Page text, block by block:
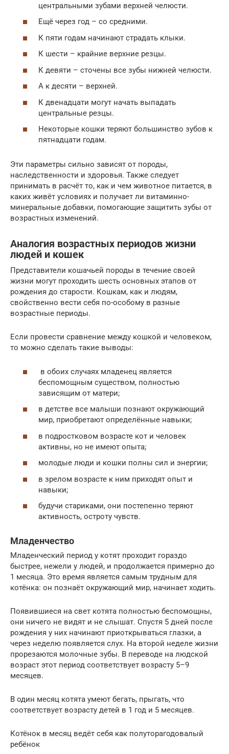
центральными зубами верхней челюсти.
Ещё через год – со средними.
К пяти годам начинают страдать клыки.
К шести – крайние верхние резцы.
К девяти – сточены все зубы нижней челюсти.
А к десяти – верхней.
К двенадцати могут начать выпадать
центральные резцы.
Некоторые кошки теряют большинство зубов к
пятнадцати годам.
Эти параметры сильно зависят от породы,
наследственности и здоровья. Также следует
принимать в расчёт то, как и чем животное питается, в
каких живёт условиях и получает ли витаминно-
минеральные добавки, помогающие защитить зубы от
возрастных изменений.
Аналогия возрастных периодов жизни
людей и кошек
Представители кошачьей породы в течение своей
жизни могут проходить шесть основных этапов от
рождения до старости. Кошкам, как и людям,
свойственно вести себя по-особому в разные
возрастные периоды.
Если провести сравнение между кошкой и человеком,
то можно сделать такие выводы:
в обоих случаях младенец является
беспомощным существом, полностью
зависящим от матери;
в детстве все малыши познают окружающий
мир, приобретают определённые навыки;
в подростковом возрасте кот и человек
активны, но не имеют опыта;
молодые люди и кошки полны сил и энергии;
в зрелом возрасте к ним приходят опыт и
навыки;
будучи стариками, они постепенно теряют
активность, остроту чувств.
Младенчество
Младенческий период у котят проходит гораздо
быстрее, нежели у людей, и продолжается примерно до
1 месяца. Это время является самым трудным для
котёнка: он познаёт окружающий мир, начинает ходить.
Появившиеся на свет котята полностью беспомощны,
они ничего не видят и не слышат. Спустя 5 дней после
рождения у них начинают приоткрываться глазки, а
через неделю появляется слух. На второй неделе жизни
прорезаются молочные зубы. В переводе на людской
возраст этот период соответствует возрасту 5–9
месяцев.
В один месяц котята умеют бегать, прыгать, что
соответствует возрасту детей в 1 год и 5 месяцев.
Котёнок в месяц ведёт себя как полуторагодовалый
ребёнок